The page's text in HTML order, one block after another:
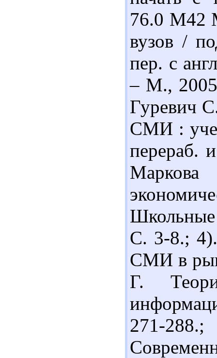
76.0 М42
вузов /
пер. с
– М.,
Гуревич
СМИ :
перераб.
С. 3-8.;
СМИ в
Г.
271-